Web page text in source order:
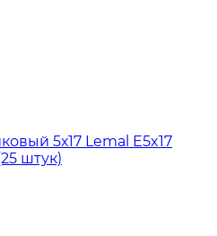
5х17 Lemal E5x17
штук)